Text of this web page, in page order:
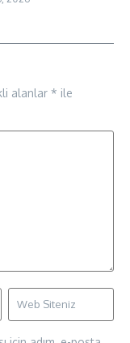
alanlar * ile